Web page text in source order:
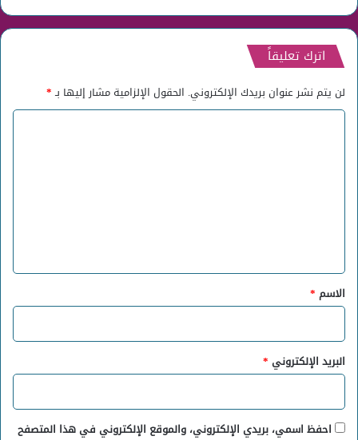
اترك تعليقاً
لن يتم نشر عنوان بريدك الإلكتروني. الحقول الإلزامية مشار إليها بـ*
*
الاسم *
البريد الإلكتروني *
احفظ اسمي، بريدي الإلكتروني، والموقع الإلكتروني في هذا المتصفح